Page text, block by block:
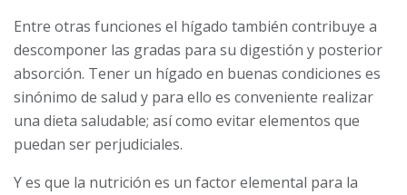
Entre otras funciones el hígado también contribuye a
descomponer las gradas para su digestión y posterior
absorción. Tener un hígado en buenas condiciones es
sinónimo de salud y para ello es conveniente realizar
una dieta saludable; así como evitar elementos que
puedan ser perjudiciales.
Y es que la nutrición es un factor elemental para la